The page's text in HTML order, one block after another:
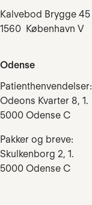
Kalvebod Brygge 45
1560 København V
Odense
Patienthenvendelser:
Odeons Kvarter 8, 1.
5000 Odense C
Pakker og breve:
Skulkenborg 2, 1.
5000 Odense C